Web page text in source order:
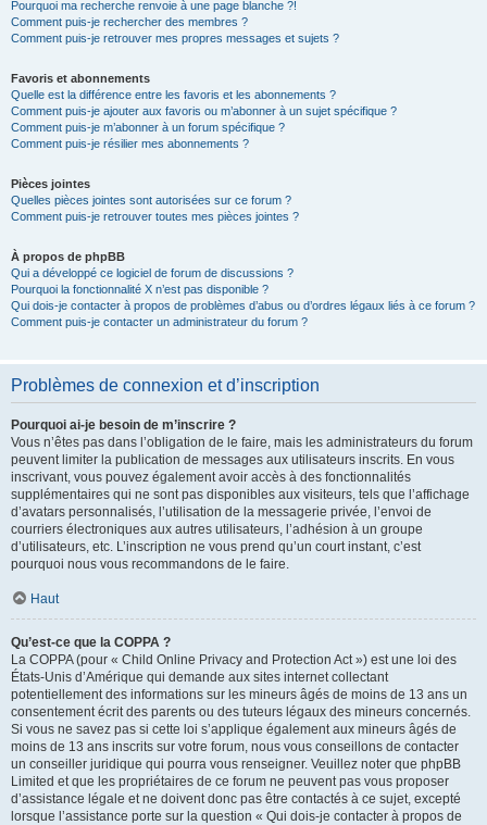
Pourquoi ma recherche renvoie à une page blanche ?!
Comment puis-je rechercher des membres ?
Comment puis-je retrouver mes propres messages et sujets ?
Favoris et abonnements
Quelle est la différence entre les favoris et les abonnements ?
Comment puis-je ajouter aux favoris ou m’abonner à un sujet spécifique ?
Comment puis-je m’abonner à un forum spécifique ?
Comment puis-je résilier mes abonnements ?
Pièces jointes
Quelles pièces jointes sont autorisées sur ce forum ?
Comment puis-je retrouver toutes mes pièces jointes ?
À propos de phpBB
Qui a développé ce logiciel de forum de discussions ?
Pourquoi la fonctionnalité X n’est pas disponible ?
Qui dois-je contacter à propos de problèmes d’abus ou d’ordres légaux liés à ce forum ?
Comment puis-je contacter un administrateur du forum ?
Problèmes de connexion et d’inscription
Pourquoi ai-je besoin de m’inscrire ?
Vous n’êtes pas dans l’obligation de le faire, mais les administrateurs du forum
peuvent limiter la publication de messages aux utilisateurs inscrits. En vous
inscrivant, vous pouvez également avoir accès à des fonctionnalités
supplémentaires qui ne sont pas disponibles aux visiteurs, tels que l’affichage
d’avatars personnalisés, l’utilisation de la messagerie privée, l’envoi de
courriers électroniques aux autres utilisateurs, l’adhésion à un groupe
d’utilisateurs, etc. L’inscription ne vous prend qu’un court instant, c’est
pourquoi nous vous recommandons de le faire.
Haut
Qu’est-ce que la COPPA ?
La COPPA (pour « Child Online Privacy and Protection Act ») est une loi des
États-Unis d’Amérique qui demande aux sites internet collectant
potentiellement des informations sur les mineurs âgés de moins de 13 ans un
consentement écrit des parents ou des tuteurs légaux des mineurs concernés.
Si vous ne savez pas si cette loi s’applique également aux mineurs âgés de
moins de 13 ans inscrits sur votre forum, nous vous conseillons de contacter
un conseiller juridique qui pourra vous renseigner. Veuillez noter que phpBB
Limited et que les propriétaires de ce forum ne peuvent pas vous proposer
d’assistance légale et ne doivent donc pas être contactés à ce sujet, excepté
lorsque l’assistance porte sur la question « Qui dois-je contacter à propos de